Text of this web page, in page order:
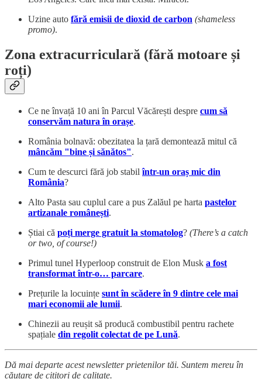
Uzine auto fără emisii de dioxid de carbon (shameless
promo).
Zona extracurriculară (fără motoare și
roți)
Ce ne învață 10 ani în Parcul Văcărești despre cum să
conservăm natura în orașe.
România bolnavă: obezitatea la țară demontează mitul că
mâncăm "bine și sănătos".
Cum te descurci fără job stabilîntr-un oraș mic din
România?
Alto Pasta sau cuplul care a pus Zalăul pe harta pastelor
artizanale românești.
Știai că poți merge gratuit la stomatolog? (There’s a catch
or two, of course!)
Primul tunel Hyperloop construit de Elon Musk a fost
transformat într-o… parcare.
Prețurile la locuințe sunt în scădere în 9 dintre cele mai
mari economii ale lumii.
Chinezii au reușit să producă combustibil pentru rachete
spațiale din regolit colectat de pe Lună.
Dă mai departe acest newsletter prietenilor tăi. Suntem mereu în
căutare de cititori de calitate.